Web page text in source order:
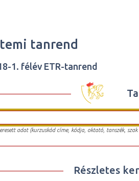
tanrend
1. félév ETR-tanrend
adat (kurzuskód címe, kódja, oktató, tanszék,
Részletes